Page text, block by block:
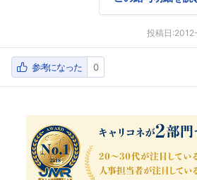
投稿日:
参考になった 0